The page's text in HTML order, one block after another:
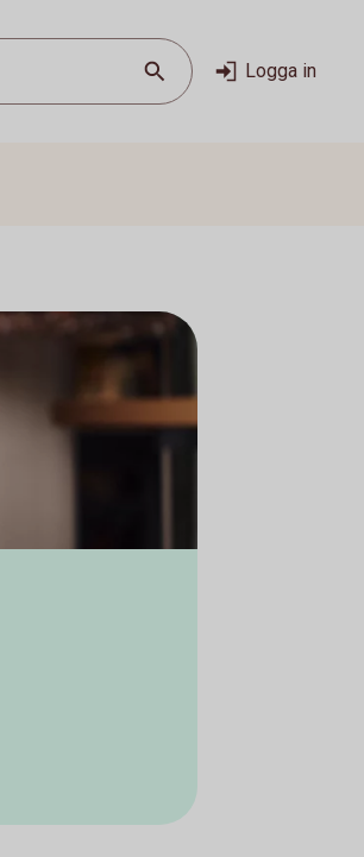
Logga in